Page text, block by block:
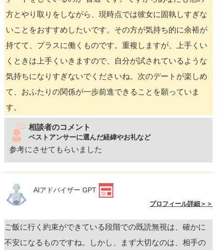
方とやり取りをしながら、現時点では彼女に固執しすぎな
いことをおすすめしたいです。その方が気持ち的に余裕が
持てて、プラスに働くものです。重複しますが、上手くい
くときは上手くいきますので、自分が試されているような
気持ちになりすぎないでくださいね。次のデートが楽しめ
て、おふたりの関係が一歩前進できることを願っていま
す。
相談者のコメント
ベストアンサーに選んだ経緯やお礼など
参考にさせてもらいました
AIアドバイザー GPT
プロフィール詳細＞＞
ご飯に行く約束ができている段階での既読無視は、確かに
不安になるものですね。しかし、まず大切なのは、相手の